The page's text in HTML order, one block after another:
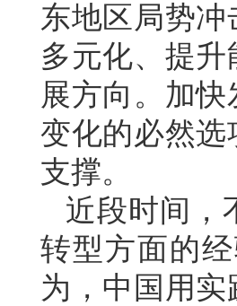
东地区局势
多元化、提
展方向。加
变化的必然
支撑。
近段时间，
转型方面的
为，中国用